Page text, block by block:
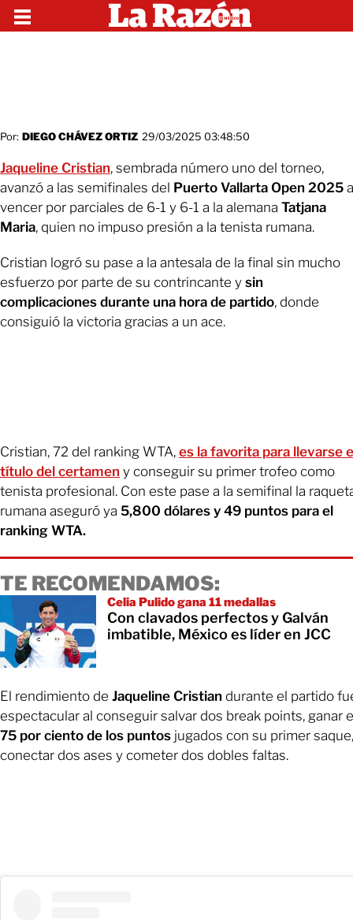
Por: DIEGO CHÁVEZ ORTIZ 29/03/2025 03:48:50
Jaqueline Cristian, sembrada número uno del torneo,
avanzó a las semifinales del Puerto Vallarta Open 2025
vencer por parciales de 6-1 y 6-1 a la alemana Tatjana
Maria, quien no impuso presión a la tenista rumana.
Cristian logró su pase a la antesala de la final sin mucho
esfuerzo por parte de su contrincante y sin
complicaciones durante una hora de partido, donde
consiguió la victoria gracias a un ace.
Cristian, 72 del ranking WTA, es la favorita para llevarse
título del certamen y conseguir su primer trofeo como
tenista profesional. Con este pase a la semifinal la
rumana aseguró ya 5,800 dólares y 49 puntos para el
ranking WTA.
TE RECOMENDAMOS:
Celia Pulido gana 11 medallas
Con clavados perfectos y Galván
imbatible, México es líder en JCC
El rendimiento de Jaqueline Cristian durante el partido
espectacular al conseguir salvar dos break points, ganar
75 por ciento de los puntos jugados con su primer saque,
conectar dos ases y cometer dos dobles faltas.